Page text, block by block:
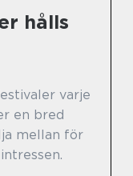
hålls
varje
en bred
mellan för